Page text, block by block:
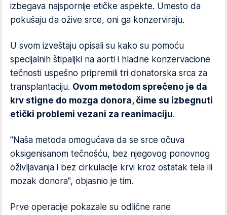
izbegava najspornije etičke aspekte. Umesto da
pokušaju da ožive srce, oni ga konzerviraju.
U svom izveštaju opisali su kako su pomoću
specijalnih štipaljki na aorti i hladne konzervacione
tečnosti uspešno pripremili tri donatorska srca za
transplantaciju. Ovom metodom sprečeno je da
krv stigne do mozga donora, čime su izbegnuti
etički problemi vezani za reanimaciju.
"Naša metoda omogućava da se srce očuva
oksigenisanom tečnošću, bez njegovog ponovnog
oživljavanja i bez cirkulacije krvi kroz ostatak tela ili
mozak donora", objasnio je tim.
Prve operacije pokazale su odlične rane